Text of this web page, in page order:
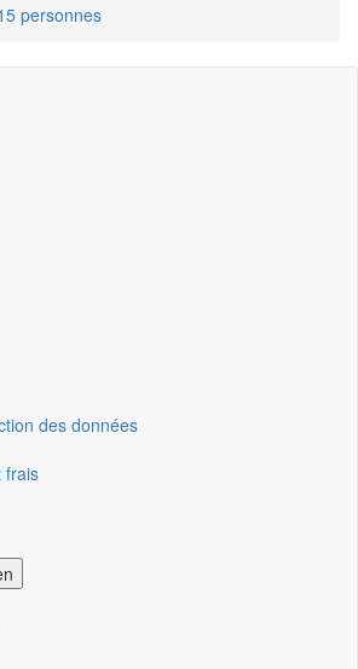
personnes
des données
frais